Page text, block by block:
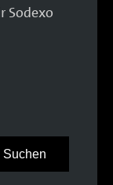
Sodexo